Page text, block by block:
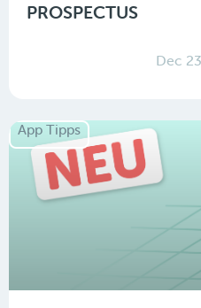
PROSPECTUS
Dec
App Tipps